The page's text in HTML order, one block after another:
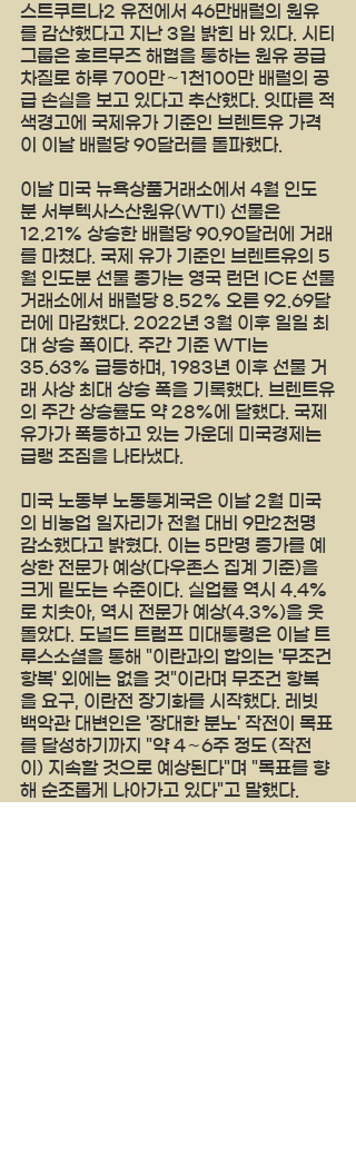
스트쿠르나2 유전에서 46만배럴의 원유
를 감산했다고 지난 3일 밝힌 바 있다. 시티
그룹은 호르무즈 해협을 통하는 원유 공급
차질로 하루 700만∼1천100만 배럴의 공
급 손실을 보고 있다고 추산했다. 잇따른 적
색경고에 국제유가 기준인 브렌트유 가격
이 이날 배럴당 90달러를 돌파했다.
이날 미국 뉴욕상품거래소에서 4월 인도
분 서부텍사스산원유(WTI) 선물은
12.21% 상승한 배럴당 90.90달러에 거래
를 마쳤다. 국제 유가 기준인 브렌트유의 5
월 인도분 선물 종가는 영국 런던 ICE 선물
거래소에서 배럴당 8.52% 오른 92.69달
러에 마감했다. 2022년 3월 이후 일일 최
대 상승 폭이다. 주간 기준 WTI는
35.63% 급등하며, 1983년 이후 선물 거
래 사상 최대 상승 폭을 기록했다. 브렌트유
의 주간 상승률도 약 28%에 달했다. 국제
유가가 폭등하고 있는 가운데 미국경제는
급랭 조짐을 나타냈다.
미국 노동부 노동통계국은 이날 2월 미국
의 비농업 일자리가 전월 대비 9만2천명
감소했다고 밝혔다. 이는 5만명 증가를 예
상한 전문가 예상(다우존스 집계 기준)을
크게 밑도는 수준이다. 실업률 역시 4.4%
로 치솟아, 역시 전문가 예상(4.3%)을 웃
돌았다. 도널드 트럼프 미대통령은 이날 트
루스소셜을 통해 "이란과의 합의는 '무조건
항복' 외에는 없을 것"이라며 무조건 항복
을 요구, 이란전 장기화를 시작했다. 레빗
백악관 대변인은 '장대한 분노' 작전이 목표
를 달성하기까지 "약 4∼6주 정도 (작전
이) 지속할 것으로 예상된다"며 "목표를 향
해 순조롭게 나아가고 있다"고 말했다.